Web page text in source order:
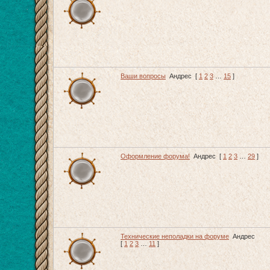
Ваши вопросы Андрес [ 1 2 3 15 ]
Оформление форума! Андрес [ 1 2 3 29 ]
Технические неполадки на форуме Андрес
[ 1 2 3 11 ]